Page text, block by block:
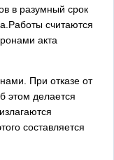
в разумный срок
считаются
акта
При отказе от
этом делается
составляется